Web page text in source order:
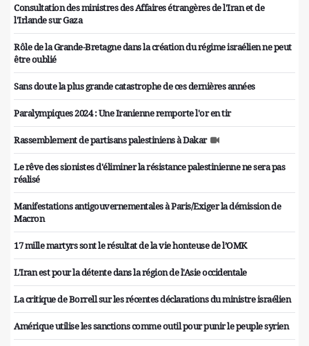
Consultation des ministres des Affaires étrangères de l'Iran et de
l'Irlande sur Gaza
Rôle de la Grande-Bretagne dans la création du régime israélien ne peut
être oublié
Sans doute la plus grande catastrophe de ces dernières années
Paralympiques 2024 : Une Iranienne remporte l'or en tir
Rassemblement de partisans palestiniens à Dakar
Le rêve des sionistes d'éliminer la résistance palestinienne ne sera pas
réalisé
Manifestations antigouvernementales à Paris/Exiger la démission de
Macron
17 mille martyrs sont le résultat de la vie honteuse de l’OMK
L'Iran est pour la détente dans la région de l'Asie occidentale
La critique de Borrell sur les récentes déclarations du ministre israélien
Amérique utilise les sanctions comme outil pour punir le peuple syrien